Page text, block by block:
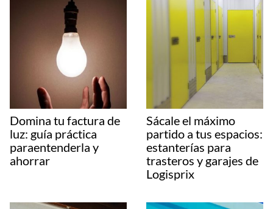
Domina tu factura de
luz: guía práctica
paraentenderla y
ahorrar
Sácale el máximo
partido a tus espacios:
estanterías para
trasteros y garajes de
Logisprix